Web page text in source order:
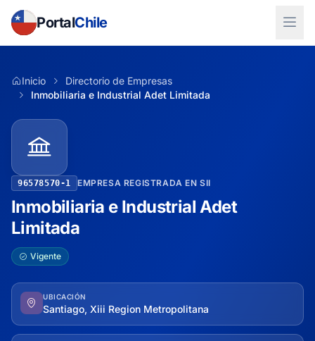
PortalChile
Inicio
Directorio de Empresas
Inmobiliaria e Industrial Adet Limitada
96578570-1 EMPRESA REGISTRADA EN SII
Inmobiliaria e Industrial Adet
Limitada
Vigente
UBICACIÓN
Santiago, Xiii Region Metropolitana